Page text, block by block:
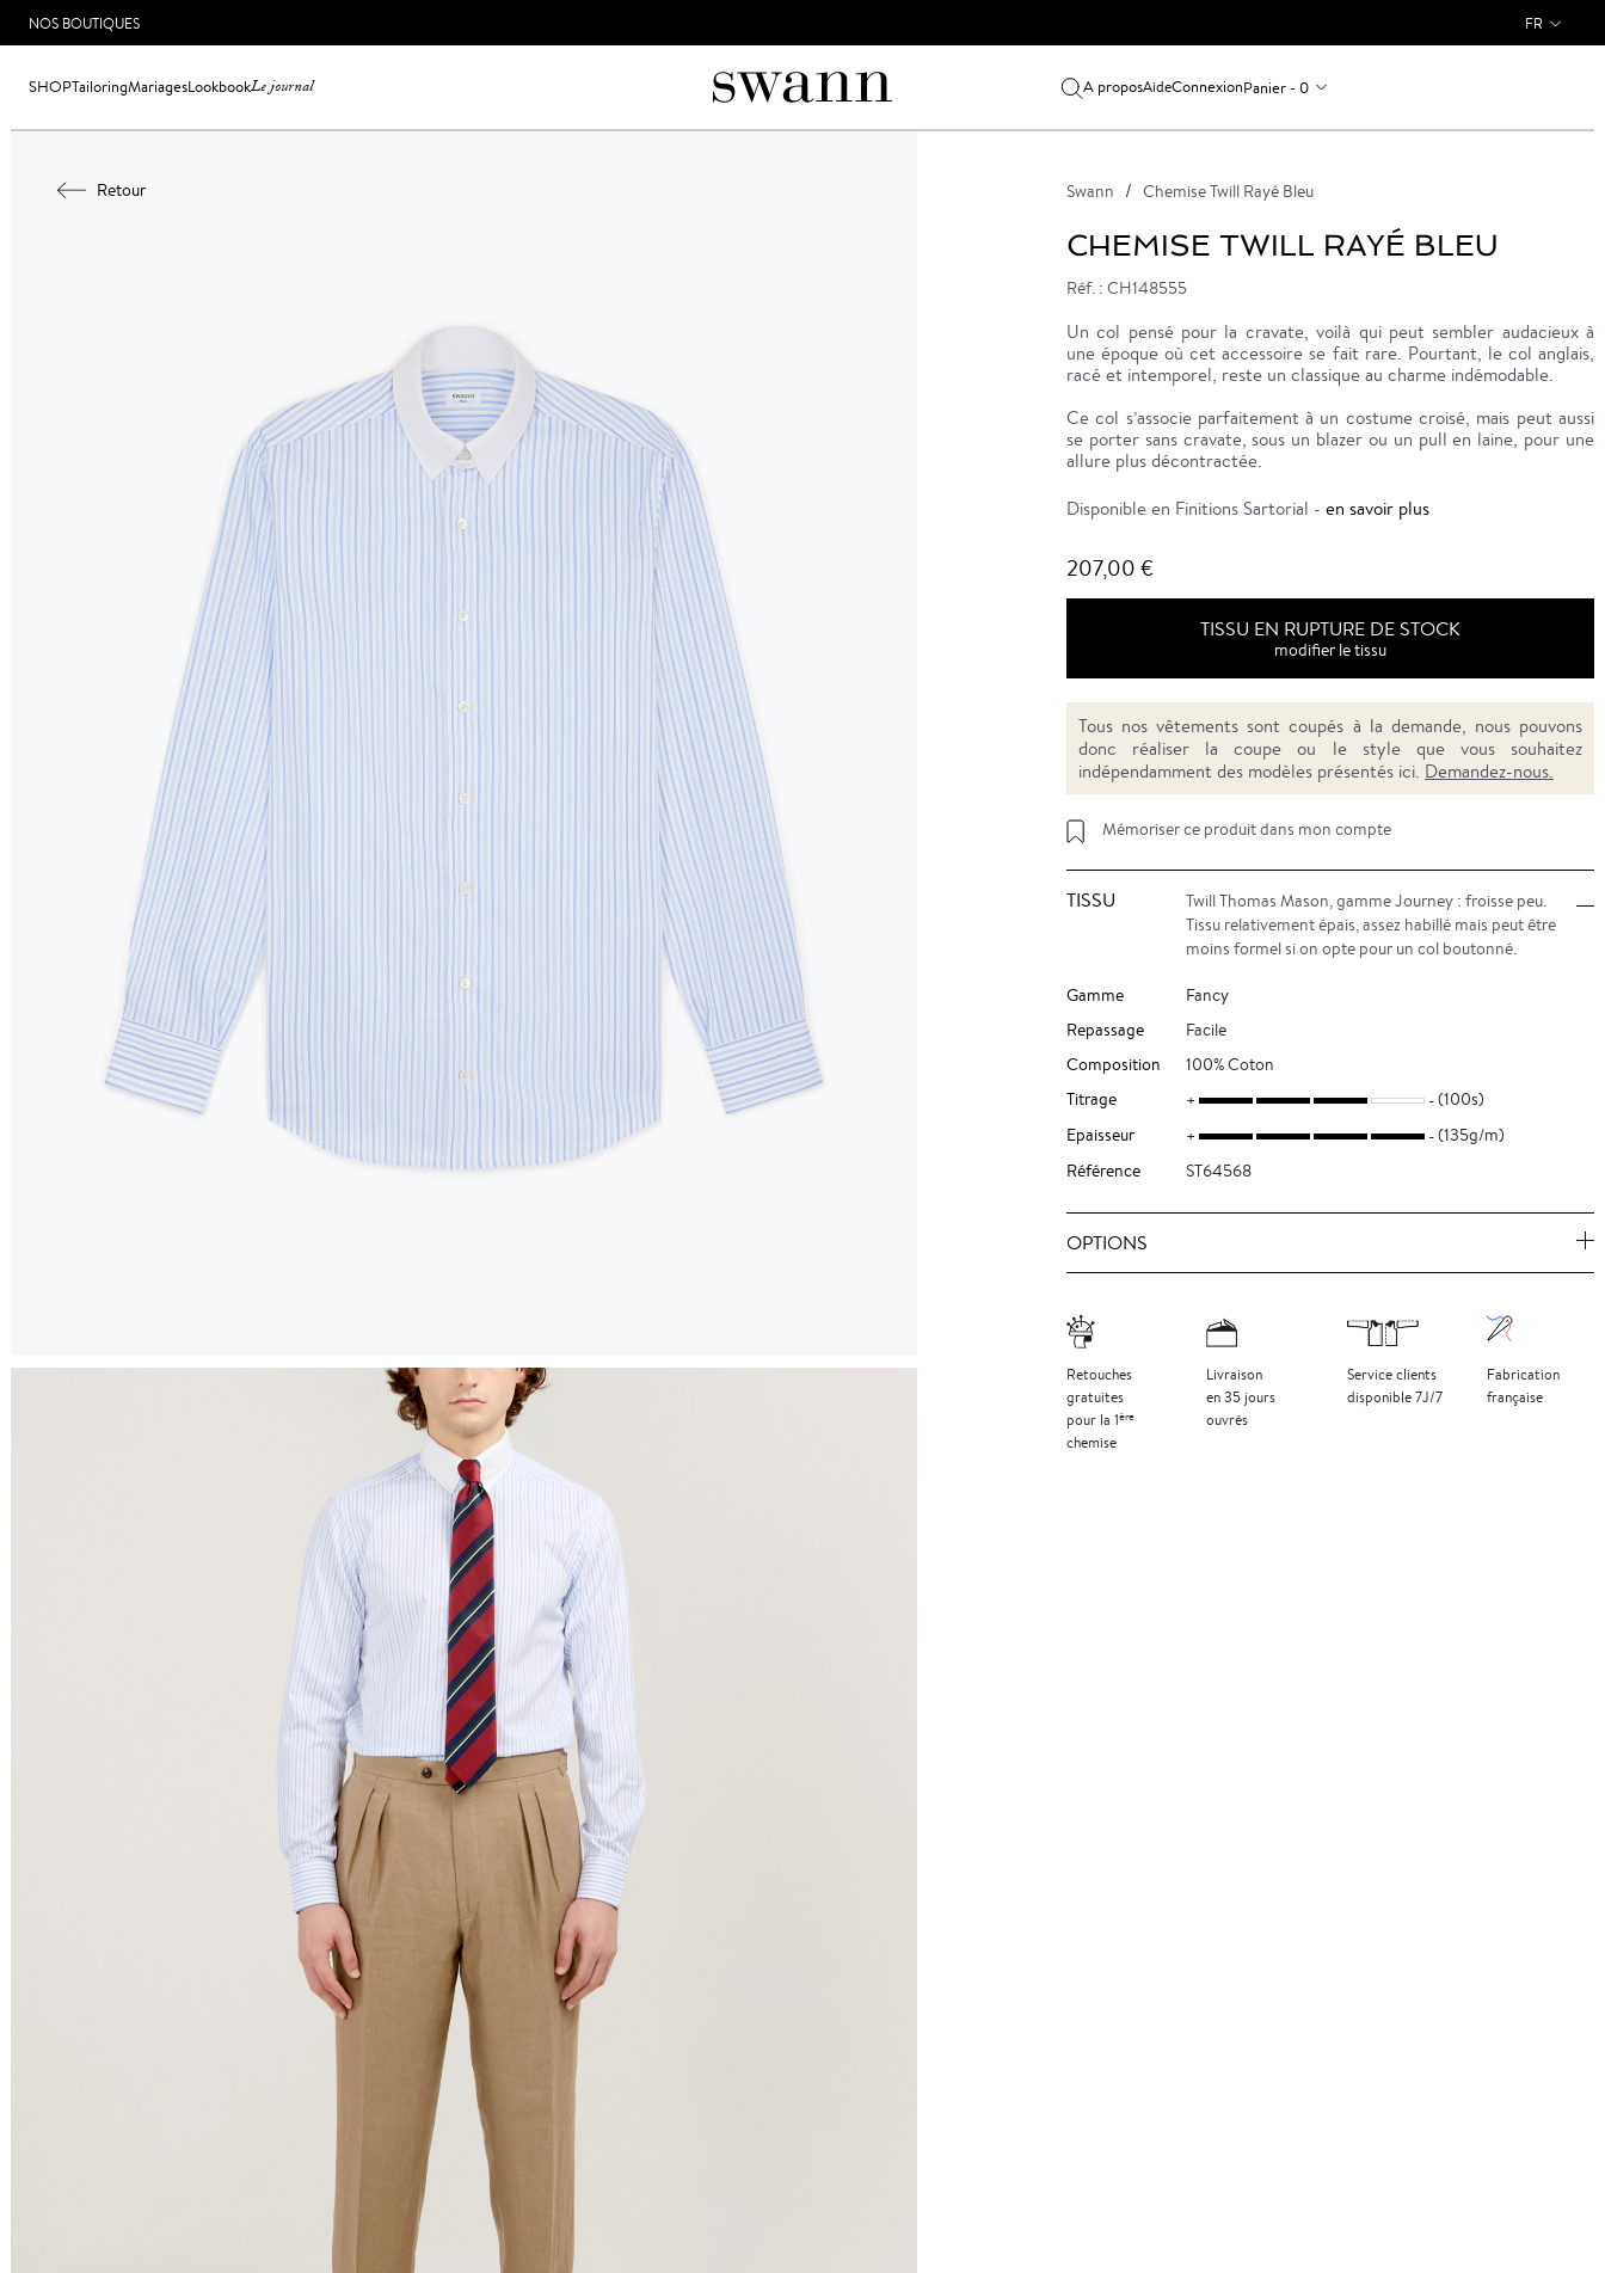
NOS BOUTIQUES FR
SHOPTailoringMariagesLookbookLe journal A proposAideConnexionPanier - 0
Retour Swann Chemise Twill Rayé Bleu
CHEMISE TWILL RAYÉ BLEU
Réf. : CH148555
Un col pensé pour la cravate, voilà qui peut sembler audacieux à
une époque où cet accessoire se fait rare. Pourtant, le col anglais,
racé et intemporel, reste un classique au charme indémodable.
Ce col s’associe parfaitement à un costume croisé, mais peut aussi
se porter sans cravate, sous un blazer ou un pull en laine, pour une
allure plus décontractée.
Disponible en Finitions Sartorial - en savoir plus
207,00 €
TISSU EN RUPTURE DE STOCK
modifier le tissu
Tous nos vêtements sont coupés à la demande, nous pouvons
donc réaliser la coupe ou le style que vous souhaitez
indépendamment des modèles présentés ici. Demandez-nous.
Mémoriser ce produit dans mon compte
TISSU
Twill Thomas Mason, gamme Journey : froisse peu.
Tissu relativement épais, assez habillé mais peut être
moins formel si on opte pour un col boutonné.
Gamme
Fancy
Repassage
Facile
Composition
100% Coton
Titrage
(100s)
Epaisseur
(135g/m)
Référence
ST64568
OPTIONS
Retouches
gratuites
pour la 1ère
chemise
Livraison
en 35 jours
ouvrés
Service clients
disponible 7J/7
Fabrication
française